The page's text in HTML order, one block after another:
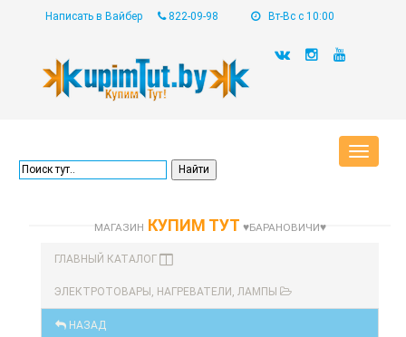
Написать в Вайбер 822-09-98 Вт-Вс с 10:00
Toggle
МАГАЗИН КУПИМ ТУТ ♥БАРАНОВИЧИ♥
ГЛАВНЫЙ КАТАЛОГ
ЭЛЕКТРОТОВАРЫ, НАГРЕВАТЕЛИ, ЛАМПЫ
НАЗАД